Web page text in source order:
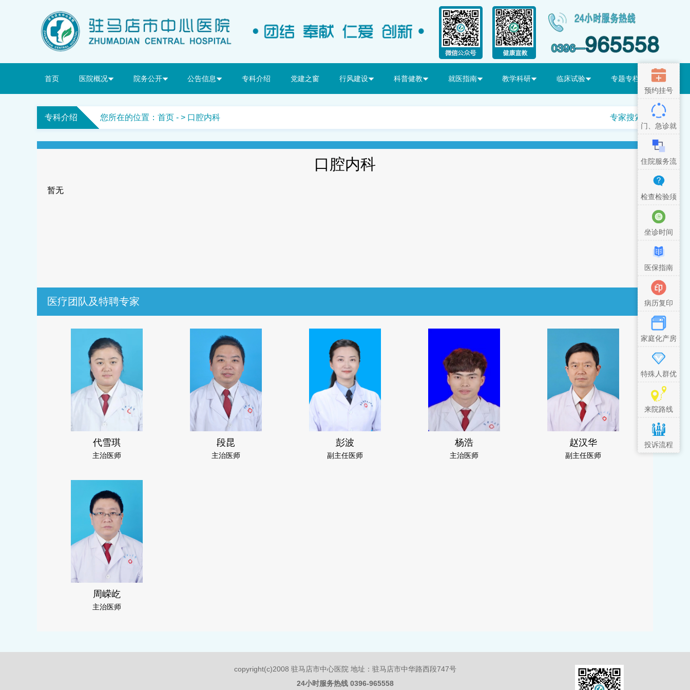
首页 医院概况 院务公开 公告信息 专科介绍 党建之窗 行风建设 科普健教 就医指南 教学科研 临床试验 专题专栏
专科介绍 您所在的位置： 首页 - > 口腔内科 专家搜索
口腔内科
暂无
医疗团队及特聘专家
代雪琪
主治医师
段昆
主治医师
彭波
副主任医师
杨浩
主治医师
赵汉华
副主任医师
周嵘屹
主治医师
copyright(c)2008 驻马店市中心医院 地址：驻马店市中华路西段747号
24小时服务热线 0396-965558
预约挂号
门、急诊就
医流程
住院服务流
程
检查检验须
知
坐诊时间
医保指南
病历复印
家庭化产房
特殊人群优
先措施
来院路线
投诉流程